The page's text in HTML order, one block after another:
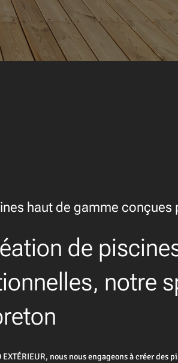
haut de gamme conçues
de
notre
EXTÉRIEUR, nous nous engageons à créer